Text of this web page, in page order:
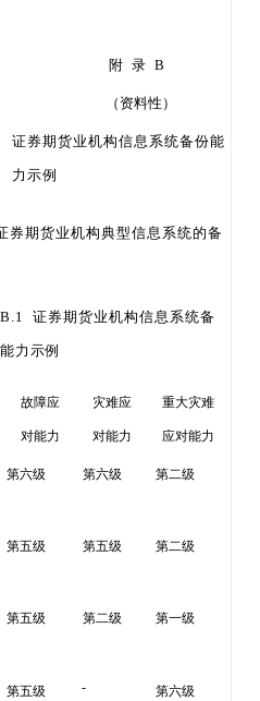
附 录 B
（资料性）
证券期货业机构信息系统备份能
力示例
券期货业机构典型信息系统的备
B.1 证券期货业机构信息系统备
力示例
故障应
对能力
灾难应
对能力
重大灾难
应对能力
第六级 第六级 第二级
第五级 第五级 第二级
第五级 第二级 第一级
第五级 - 第六级